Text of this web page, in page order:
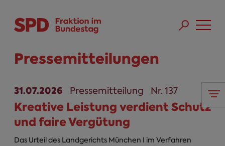
Pressemitteilungen
31.07.2026 Pressemitteilung Nr. 137
Kreative Leistung verdient Schutz
und faire Vergütung
Das Urteil des Landgerichts München I im Verfahren